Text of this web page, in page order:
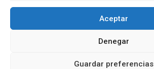
Aceptar
Denegar
Guardar preferencias